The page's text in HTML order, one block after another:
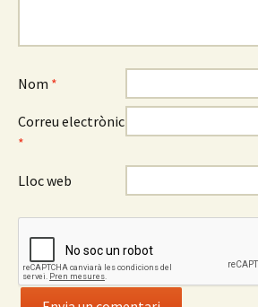
Nom *
Correu electrònic
*
Lloc web